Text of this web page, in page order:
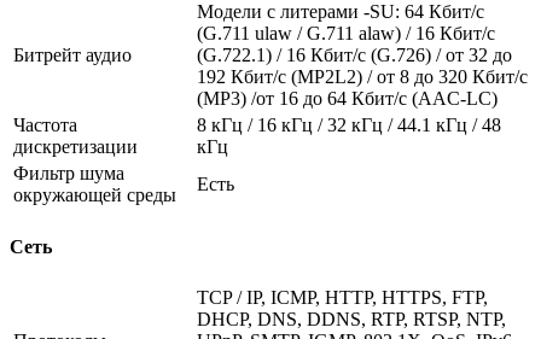
Битрейт аудио
Модели с литерами -SU: 64 Кбит/с
(G.711 ulaw / G.711 alaw) / 16 Кбит/с
(G.722.1) / 16 Кбит/с (G.726) / от 32 до
192 Кбит/с (MP2L2) / от 8 до 320 Кбит/с
(MP3) /от 16 до 64 Кбит/с (AAC-LC)
Частота
дискретизации
8 кГц / 16 кГц / 32 кГц / 44.1 кГц / 48
кГц
Фильтр шума
окружающей среды
Есть
Сеть
TCP / IP, ICMP, HTTP, HTTPS, FTP,
DHCP, DNS, DDNS, RTP, RTSP, NTP,